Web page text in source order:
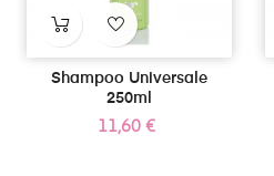
Shampoo Universale
250ml
Prezzo
11,60 €